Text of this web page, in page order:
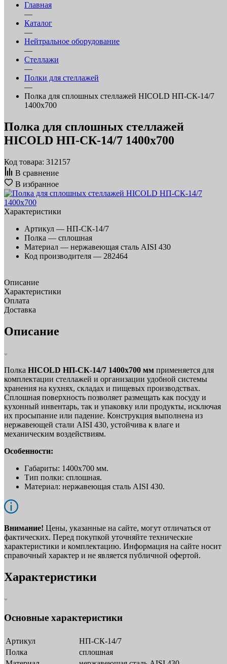
Главная
—
Каталог
—
Нейтральное оборудование
—
Стеллажи
—
Полки для стеллажей
—
Полка для сплошных стеллажей HICOLD НП-СК-14/7
1400х700
Полка для сплошных стеллажей
HICOLD НП-СК-14/7 1400х700
Код товара: 312157
В сравнение
В избранное
Характеристики
Артикул — НП-СК-14/7
Полка — сплошная
Материал — нержавеющая сталь AISI 430
Код производителя — 282464
Описание
Характеристики
Оплата
Доставка
Описание
Полка HICOLD НП-СК-14/7 1400х700 мм применяется для
комплектации стеллажей и организации удобной системы
хранения на кухнях, складах и пищевых производствах.
Сплошная поверхность позволяет размещать как посуду и
кухонный инвентарь, так и упаковку или продукты, исключая
их просыпание или падение. Конструкция выполнена из
нержавеющей стали AISI 430, устойчива к влаге и
механическим воздействиям.
Особенности:
Габариты: 1400х700 мм.
Тип полки: сплошная.
Материал: нержавеющая сталь AISI 430.
Внимание! Цены, указанные на сайте, могут отличаться от
фактических. Перед покупкой уточняйте технические
характеристики и комплектацию. Информация на сайте носит
справочный характер и не является публичной офертой.
Характеристики
Основные характеристики
Артикул
НП-СК-14/7
Полка
сплошная